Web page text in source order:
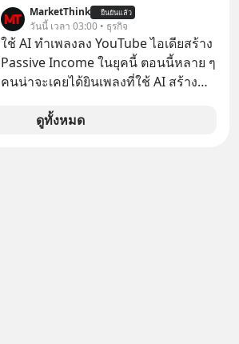
เกาหลีใต้ไม่ได้ซื้อเพราะหลงใหลใน
เสียงเพลง แต่ซื้อเพื่อเป็นทางลัดเอา
เทคโนโลยีไปใส่ในหน้าปัดรถยนต์
อัจฉริยะ จากจุดสูงสุดของศิลปะแห่ง
เสียงดนตรี ทำไมถึงจบลงด้วยการเป็น
บริษัทอื่น เลือกฟังกันได้เลยนะครับ อย่า
MarketThink ยืนยันแล้ว
วันนี้ เวลา 03:00 • ธุรกิจ
ใช้ AI ทำเพลงลง YouTube ไอเดียสร้าง
Passive Income ในยุคนี้ ตอนนี้หลาย ๆ
คนน่าจะเคยได้ยินเพลงที่ใช้ AI สร้าง
รู้ตัวเรา” จากช่องชื่อว่า UNHEARD
ดูทั้งหมด